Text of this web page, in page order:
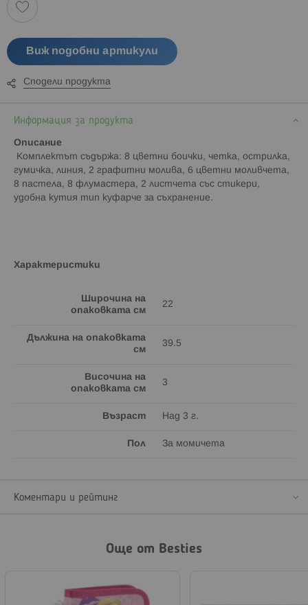
Виж подобни артикули
Сподели продукта
Информация за продукта
Описание
Комплектът съдържа: 8 цветни боички, четка, острилка,
гумичка, линия, 2 графитни молива, 6 цветни моливчета,
8 пастела, 8 флумастера, 2 листчета със стикери,
удобна кутия тип куфарче за съхранение.
Характеристики
Широчина на
опаковката см
22
Дължина на опаковката
см
39.5
Височина на
опаковката см
3
Възраст Над 3 г.
Пол За момичета
Коментари и рейтинг
Още от Besties